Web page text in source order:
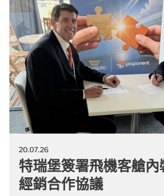
20.07.26
特瑞堡簽署飛機客艙
經銷合作協議